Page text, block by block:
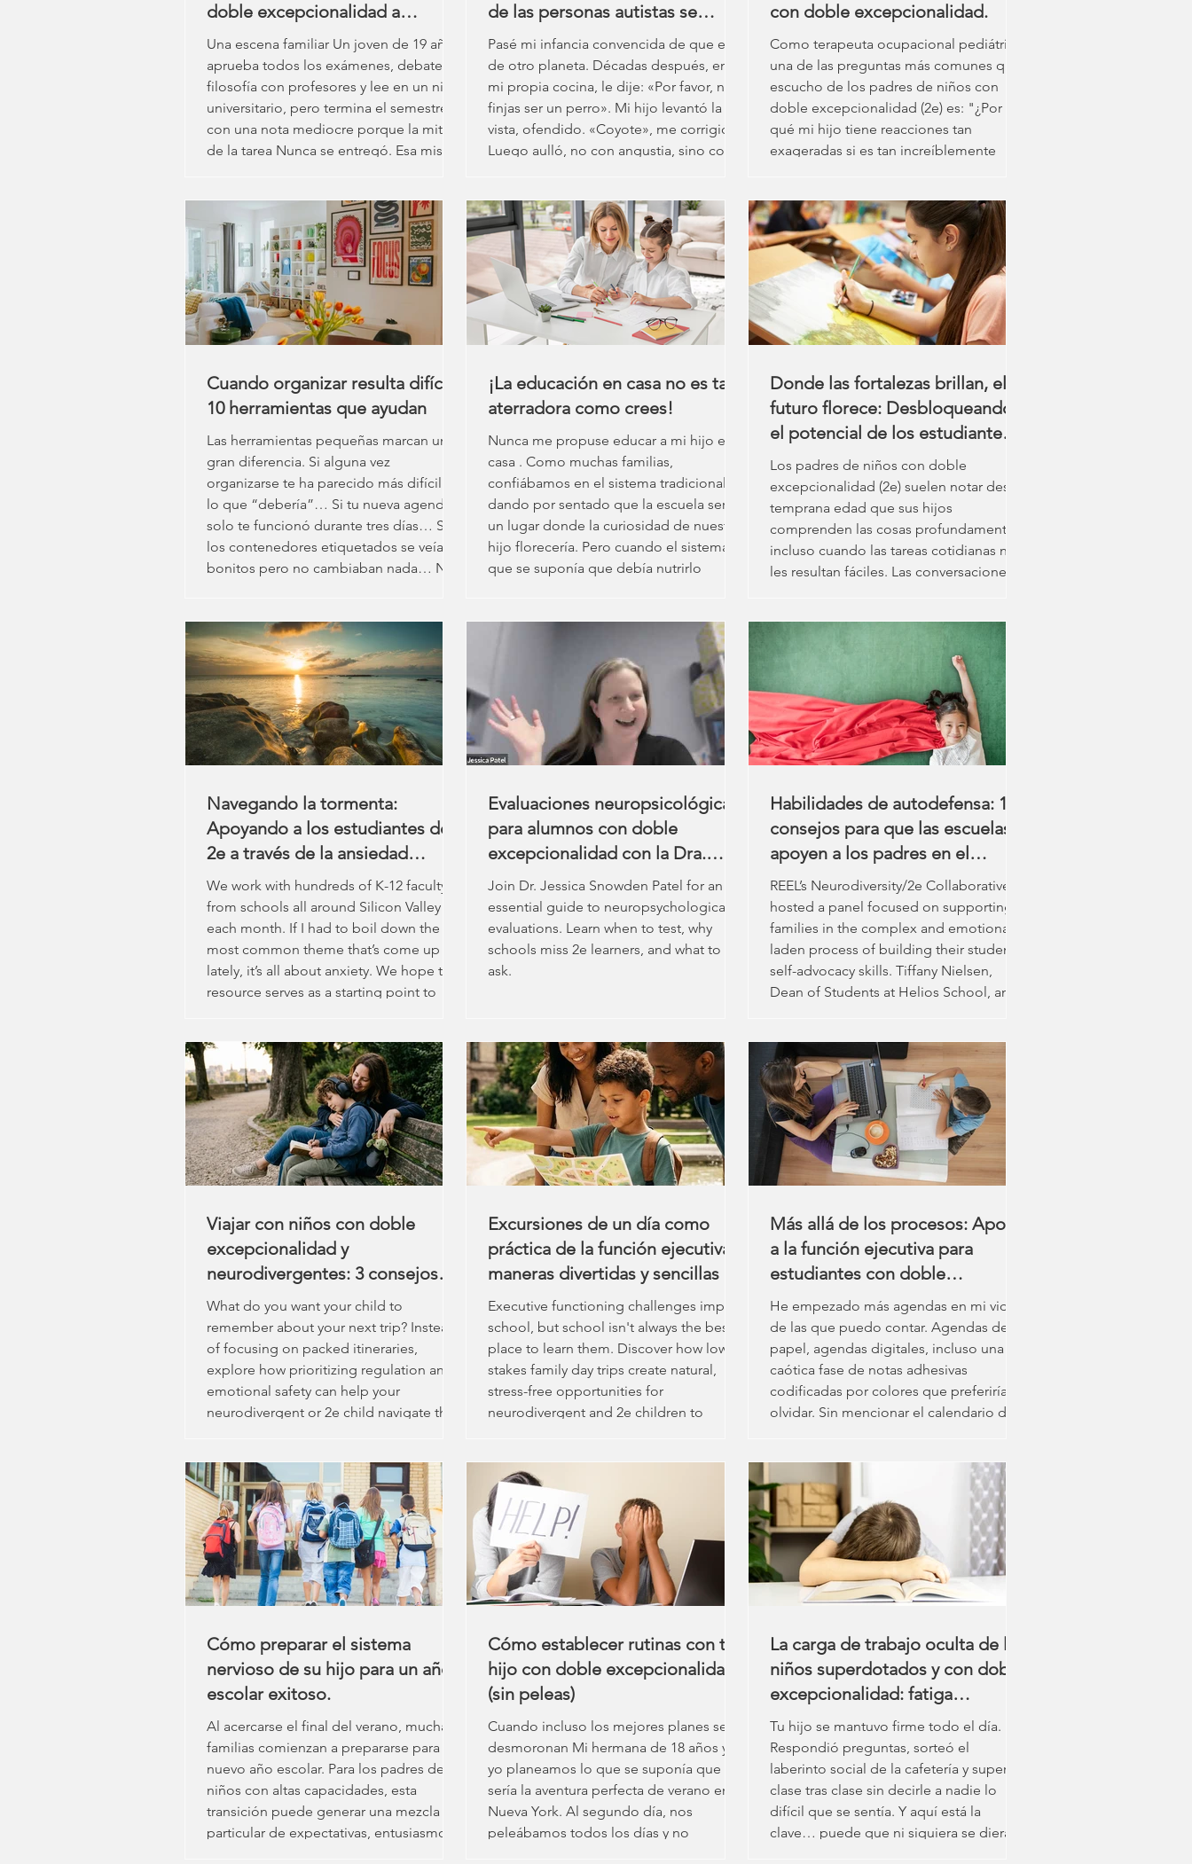
doble excepcionalidad a
transitar el puente hacia la
adultez.
Una escena familiar Un joven de 19 años
aprueba todos los exámenes, debate
filosofía con profesores y lee en un nivel
universitario, pero termina el semestre
con una nota mediocre porque la mitad
de la tarea Nunca se entregó. Esa misma
que ha estado parado durante tres
semanas y se apaga completamente
cuando no se hace la colada. tiempo.
¿Cómo es posible que alguien tan capaz
esté tan estancado? Es
de las personas autistas se
convierten en fortalezas y qué
pueden hacer los padres.
Pasé mi infancia convencida de que era
de otro planeta. Décadas después, en
mi propia cocina, le dije: «Por favor, no
finjas ser un perro». Mi hijo levantó la
vista, ofendido. «Coyote», me corrigió.
Luego aulló, no con angustia, sino con
comunicación cuya existencia
desconocía hasta hacía poco. Unos
meses antes, a ambos nos habían
diagnosticado autismo, con seis
semanas de diferencia; una revelación
que trans
con doble excepcionalidad.
Como terapeuta ocupacional pediátrica,
una de las preguntas más comunes que
escucho de los padres de niños con
doble excepcionalidad (2e) es: "¿Por
qué mi hijo tiene reacciones tan
exageradas si es tan increíblemente
además de ser superdotados, presentan
una o más dificultades de aprendizaje,
desarrollo o neurológicas, como TDAH,
autismo, dislexia, disgrafía, ansiedad o
dificultades en el procesamiento sensor
Cuando organizar resulta difícil:
10 herramientas que ayudan
Las herramientas pequeñas marcan una
gran diferencia. Si alguna vez
organizarse te ha parecido más difícil de
lo que “debería”… Si tu nueva agenda
solo te funcionó durante tres días… Si
los contenedores etiquetados se veían
bonitos pero no cambiaban nada… No
diseñados para cerebros
neurodivergentes. Parten de la premisa
de que la estructura automáticamente
lleva a la constancia. Si compras el
contenedo
¡La educación en casa no es tan
aterradora como crees!
Nunca me propuse educar a mi hijo en
casa . Como muchas familias,
confiábamos en el sistema tradicional,
dando por sentado que la escuela sería
un lugar donde la curiosidad de nuestro
hijo florecería. Pero cuando el sistema
que se suponía que debía nutrirlo
como una decisión de emergencia se
convirtió en un camino que transformó
mi perspectiva sobre el aprendizaje, la
infancia y la confianza. Cuando me
Donde las fortalezas brillan, el
futuro florece: Desbloqueando
el potencial de los estudiantes
con doble excepcionalidad (2e).
Los padres de niños con doble
excepcionalidad (2e) suelen notar desde
temprana edad que sus hijos
comprenden las cosas profundamente,
incluso cuando las tareas cotidianas no
les resultan fáciles. Las conversaciones
pero la participación escolar puede ser
inconsistente de un día para otro.
Muchas familias dedican tiempo a
intentar comprender cómo pueden
darse ambas situaciones a la vez. Tras
décadas trabaj
Navegando la tormenta:
Apoyando a los estudiantes de
2e a través de la ansiedad
política y sistémica
We work with hundreds of K-12 faculty
from schools all around Silicon Valley
each month. If I had to boil down the
most common theme that’s come up
lately, it’s all about anxiety. We hope this
resource serves as a starting point to
community.
Evaluaciones neuropsicológicas
para alumnos con doble
excepcionalidad con la Dra.
Jessica Snowden Patel
Join Dr. Jessica Snowden Patel for an
essential guide to neuropsychological
evaluations. Learn when to test, why
schools miss 2e learners, and what to
ask.
Habilidades de autodefensa: 10
consejos para que las escuelas
apoyen a los padres en el
camino con sus alumnos
neurodivergentes/con doble
excepcionalidad.
REEL’s Neurodiversity/2e Collaborative
hosted a panel focused on supporting
families in the complex and emotionally-
laden process of building their students’
self-advocacy skills. Tiffany Nielsen,
Dean of Students at Helios School, and
the strategies they’ve used and what
they have seen for schools working to
help families develop students’ self-
advocacy skills.
Viajar con niños con doble
excepcionalidad y
neurodivergentes: 3 consejos
esenciales para fomentar la
conexión, la regulación y la
resiliencia.
What do you want your child to
remember about your next trip? Instead
of focusing on packed itineraries,
explore how prioritizing regulation and
emotional safety can help your
neurodivergent or 2e child navigate the
Excursiones de un día como
práctica de la función ejecutiva:
maneras divertidas y sencillas de
desarrollar habilidades para el
mundo real.
Executive functioning challenges impact
school, but school isn't always the best
place to learn them. Discover how low-
stakes family day trips create natural,
stress-free opportunities for
neurodivergent and 2e children to
Más allá de los procesos: Apoyo
a la función ejecutiva para
estudiantes con doble
excepcionalidad que realmente
perdura.
He empezado más agendas en mi vida
de las que puedo contar. Agendas de
papel, agendas digitales, incluso una
caótica fase de notas adhesivas
codificadas por colores que preferiría
olvidar. Sin mencionar el calendario de
acercaba Acción de Gracias, un cariñoso
tributo a mi don para empezar sistemas
y a la total indiferencia de mi cerebro
para mantenerlos. Soy doblemente
excepcional, y durante mucho tiempo
supus
Cómo preparar el sistema
nervioso de su hijo para un año
escolar exitoso.
Al acercarse el final del verano, muchas
familias comienzan a prepararse para el
nuevo año escolar. Para los padres de
niños con altas capacidades, esta
transición puede generar una mezcla
particular de expectativas, entusiasmo e
Cómo establecer rutinas con tu
hijo con doble excepcionalidad
(sin peleas)
Cuando incluso los mejores planes se
desmoronan Mi hermana de 18 años y
yo planeamos lo que se suponía que
sería la aventura perfecta de verano en
Nueva York. Al segundo día, nos
peleábamos todos los días y no
La carga de trabajo oculta de los
niños superdotados y con doble
excepcionalidad: fatiga
cognitiva, agotamiento escolar y
qué pueden hacer los padres.
Tu hijo se mantuvo firme todo el día.
Respondió preguntas, sorteó el
laberinto social de la cafetería y superó
clase tras clase sin decirle a nadie lo
difícil que se sentía. Y aquí está la
clave… puede que ni siquiera se diera